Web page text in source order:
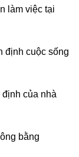
làm việc tại
định cuộc sống
của nhà
bằng